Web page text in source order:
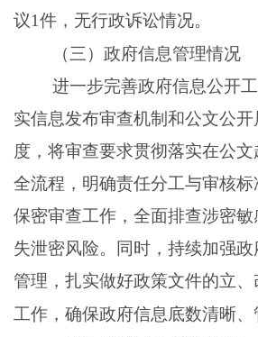
议1件，无行政诉讼情况。
（三）政府信息管理情况
进一步完善政府信息公开
实信息发布审查机制和公文公开
度，将审查要求贯彻落实在公
全流程，明确责任分工与审核
保密审查工作，全面排查涉密
失泄密风险。同时，持续加强
管理，扎实做好政策文件的立
工作，确保政府信息底数清晰、